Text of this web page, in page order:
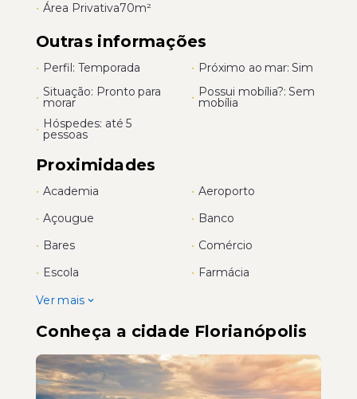
• Área Privativa70m²
Outras informações
• Perfil: Temporada • Próximo ao mar: Sim
• Situação: Pronto para
morar • Possui mobília?: Sem
mobília
• Hóspedes: até 5
pessoas
Proximidades
• Academia • Aeroporto
• Açougue • Banco
• Bares • Comércio
• Escola • Farmácia
Ver mais
Conheça a cidade Florianópolis